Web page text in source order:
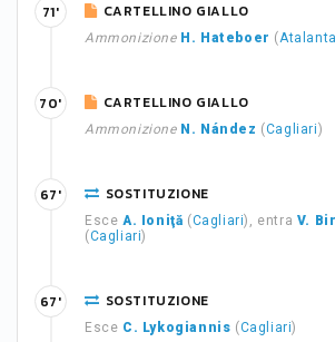
CARTELLINO GIALLO
Ammonizione H. Hateboer (Atalanta
71'
CARTELLINO GIALLO
Ammonizione N. Nández (Cagliari)
70'
SOSTITUZIONE
Esce A. Ioniţă (Cagliari), entra V.
(Cagliari)
67'
SOSTITUZIONE
Esce C. Lykogiannis (Cagliari)
67'